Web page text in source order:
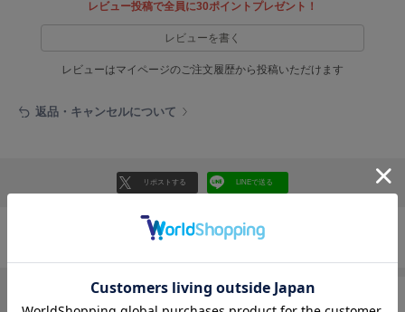
emmi atelier
エミ アトリエ
ey
レビュー投稿で全員に30ポイントプレゼント！
レビューを書く
レビューはマイページのご注文履歴から投稿いただけます
返品・キャンセルについて
リポストする LINEで送る